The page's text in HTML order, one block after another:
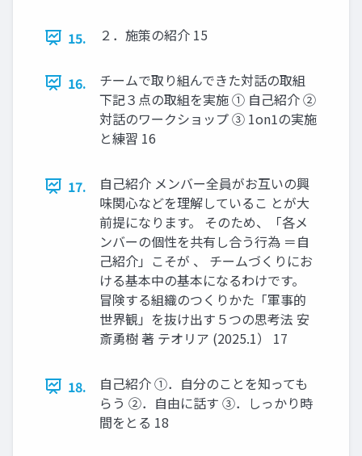
15. ２．施策の紹介 15
16.
チームで取り組んできた対話の取組
下記３点の取組を実施 ① 自己紹介 ②
対話のワークショップ ③ 1on1の実施
と練習 16
17.
自己紹介 メンバー全員がお互いの興
味関心などを理解しているこ とが大
前提になります。 そのため、「各メ
ンバーの個性を共有し合う行為 ＝自
己紹介」こそが 、 チームづくりにお
ける基本中の基本になるわけです。
冒険する組織のつくりかた「軍事的
世界観」を抜け出す５つの思考法 安
斎勇樹 著 テオリア (2025.1） 17
18.
自己紹介 ①．自分のことを知っても
らう ②．自由に話す ③．しっかり時
間をとる 18